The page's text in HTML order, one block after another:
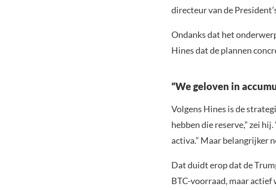
directeur van de
Ondanks dat het
Hines dat de plannen
“We geloven in
Volgens Hines is de
hebben die reserve,” zei
activa.” Maar belangrijker
Dat duidt erop dat de
BTC-voorraad, maar